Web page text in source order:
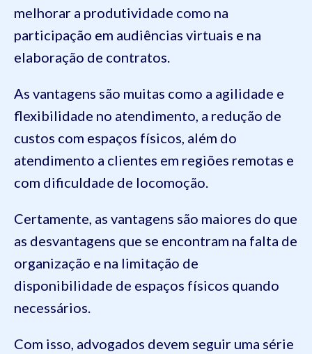
melhorar a produtividade como na
participação em audiências virtuais e na
elaboração de contratos.
As vantagens são muitas como a agilidade e
flexibilidade no atendimento, a redução de
custos com espaços físicos, além do
atendimento a clientes em regiões remotas e
com dificuldade de locomoção.
Certamente, as vantagens são maiores do que
as desvantagens que se encontram na falta de
organização e na limitação de
disponibilidade de espaços físicos quando
necessários.
Com isso, advogados devem seguir uma série